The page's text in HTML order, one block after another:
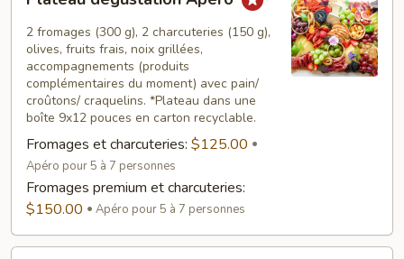
dégustation
Apéro
2 fromages (300 g), 2 charcuteries (150 g),
olives, fruits frais, noix grillées,
accompagnements (produits
complémentaires du moment) avec pain/
croûtons/ craquelins. *Plateau dans une
boîte 9x12 pouces en carton recyclable.
Fromages et charcuteries: $125.00
Apéro pour 5 à 7 personnes
Fromages premium et charcuteries:
$150.00
Apéro pour 5 à 7 personnes